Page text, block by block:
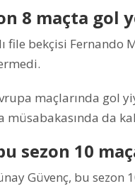
8 maçta gol
file bekçisi Fernando
maçlarında gol
müsabakasında da
sezon 10
Güvenç, bu sezon